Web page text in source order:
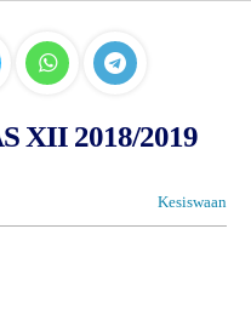
XII 2018/2019
Kesiswaan